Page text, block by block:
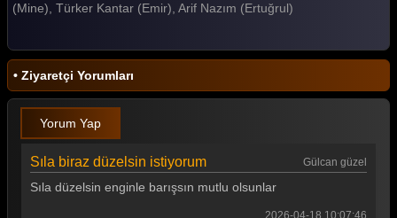
Gelin 365. Bölüm
Gelin 364. Bölüm
Gelin 363. Bölüm
(Mine), Türker Kantar (Emir), Arif Nazım (Ertuğrul)
• Ziyaretçi Yorumları
Yorum Yap
Sıla biraz düzelsin istiyorum Gülcan güzel
Sıla düzelsin enginle barışsın mutlu olsunlar
2026-04-18 10:07:46